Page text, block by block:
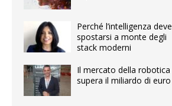
Perché l’intelligenza deve
spostarsi a monte degli
stack moderni
Il mercato della robotica
supera il miliardo di euro